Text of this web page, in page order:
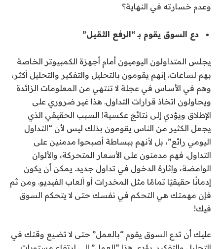
وعدم خسارته في النهاية؟
دع السوق يقوم بـ “الرفع الثقيل”
يجلس المتداولون اليوميون أمام أجهزة الكمبيوتر الخاصة
بهم لساعات. إنهم يقومون بالتحليل والتفكير والتحليل أكثر،
وهم في الأساس في عجلة لا تنتهي من المعلومات الزائدة
ويحاولون اتخاذ قرارات التداول. هذا غير ضروري على
الإطلاق ويؤدي إلى نتائج عكسية! السبب الحقيقي الذي
يجعل الكثير من الناس يقومون بذلك ليس لأن “التداول
اليومي رائع”، بل لأنهم ببساطة أصبحوا مدمنين على
التداول. فهم مدمنون على الأسعار المتحركة، والألوان
الوامضة، وإثارة الدخول في تداول جديد. يمكن أن يكون
إدمانًا حقيقيًا تمامًا مثل المخدرات أو ألعاب الفيديو. ومن ثم
فإن مهمتك هي التحكم في نفسك حتى لا يتحكم السوق
فيك!
عليك أن تدع السوق يقوم “بالعمل” حتى لا تضيع وقتك في